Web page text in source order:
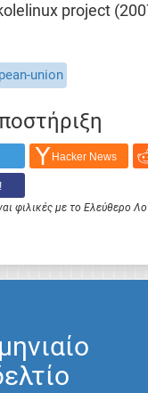
project
union
Hacker News
φιλικές με το Ελεύθερο